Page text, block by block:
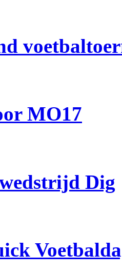
MO17
Dig